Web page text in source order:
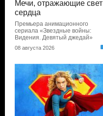
Мечи, отражающие свет
сердца
Премьера анимационного
сериала «Звездные войны:
Видения. Девятый джедай»
08 августа 2026